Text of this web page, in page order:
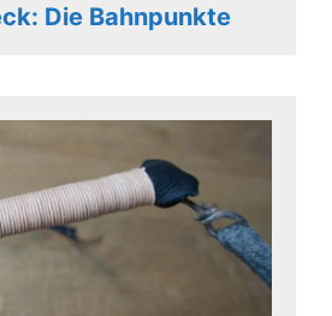
Die Bahnpunkte